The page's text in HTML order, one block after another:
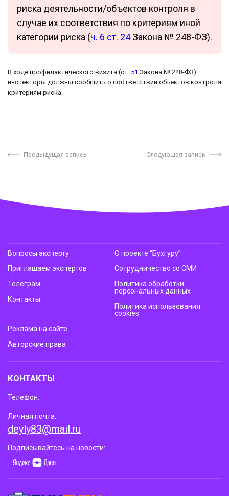
риска деятельности/объектов контроля в
случае их соответствия по критериям иной
категории риска (ч. 6 ст. 24Закона № 248-ФЗ).
В ходе профилактического визита (ст. 51 Закона № 248-ФЗ)
инспекторы должны сообщить о соответствии объектов контроля
критериям риска.
Предыдущая запись Следующая запись
Вопросы эксперту
Приглашаем экспертов
Телеграм
Контакты
О проекте “Бухгуру”
Сотрудничество со СМИ
Политика обработки
персональных данных
Политика использования
cookies
Реклама на сайте
Авторские права
КОНТАКТЫ
Телефон:
Личная почта:
deyly83@mail.ru
Подписывайтесь на новости: